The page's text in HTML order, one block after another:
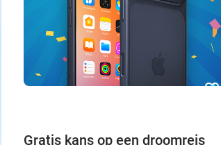
favorite_border
Gratis kans op een droomreis